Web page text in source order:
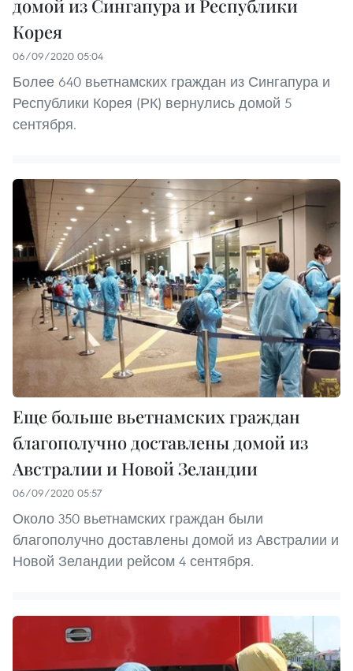
домой из Сингапура и Республики
Корея
06/09/2020 05:04
Более 640 вьетнамских граждан из Сингапура и
Республики Корея (РК) вернулись домой 5
сентября.
Еще больше вьетнамских граждан
благополучно доставлены домой из
Австралии и Новой Зеландии
06/09/2020 05:57
Около 350 вьетнамских граждан были
благополучно доставлены домой из Австралии и
Новой Зеландии рейсом 4 сентября.